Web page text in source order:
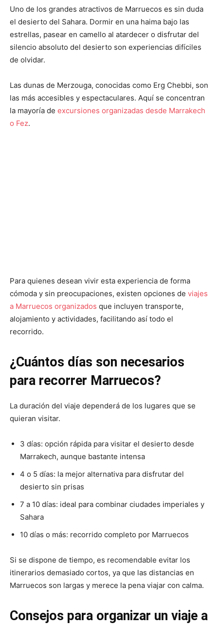
Uno de los grandes atractivos de Marruecos es sin duda
el desierto del Sahara. Dormir en una haima bajo las
estrellas, pasear en camello al atardecer o disfrutar del
silencio absoluto del desierto son experiencias difíciles
de olvidar.
Las dunas de Merzouga, conocidas como Erg Chebbi, son
las más accesibles y espectaculares. Aquí se concentran
la mayoría de excursiones organizadas desde Marrakech
o Fez.
Para quienes desean vivir esta experiencia de forma
cómoda y sin preocupaciones, existen opciones de viajes
a Marruecos organizados que incluyen transporte,
alojamiento y actividades, facilitando así todo el
recorrido.
¿Cuántos días son necesarios
para recorrer Marruecos?
La duración del viaje dependerá de los lugares que se
quieran visitar.
3 días: opción rápida para visitar el desierto desde
Marrakech, aunque bastante intensa
4 o 5 días: la mejor alternativa para disfrutar del
desierto sin prisas
7 a 10 días: ideal para combinar ciudades imperiales y
Sahara
10 días o más: recorrido completo por Marruecos
Si se dispone de tiempo, es recomendable evitar los
itinerarios demasiado cortos, ya que las distancias en
Marruecos son largas y merece la pena viajar con calma.
Consejos para organizar un viaje a